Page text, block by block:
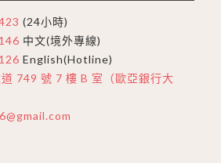
(24小時)
中文(境外專線)
English(Hotline)
749 號 7 樓 B 室（歐亞銀行大